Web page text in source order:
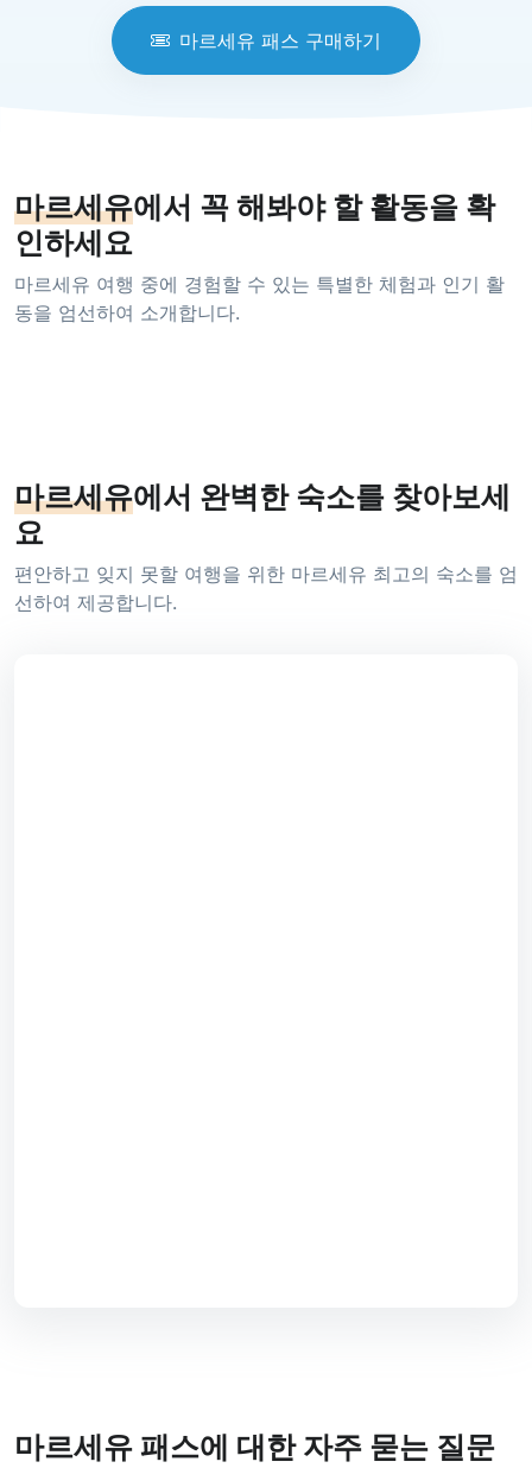
마르세유 패스 구매하기
마르세유에서 꼭 해봐야 할 활동을 확
인하세요
마르세유 여행 중에 경험할 수 있는 특별한 체험과 인기 활
동을 엄선하여 소개합니다.
마르세유에서 완벽한 숙소를 찾아보세
요
편안하고 잊지 못할 여행을 위한 마르세유 최고의 숙소를 엄
선하여 제공합니다.
마르세유 패스에 대한 자주 묻는 질문